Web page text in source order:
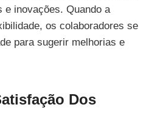
e inovações. Quando a
os colaboradores se
para sugerir melhorias e
Dos